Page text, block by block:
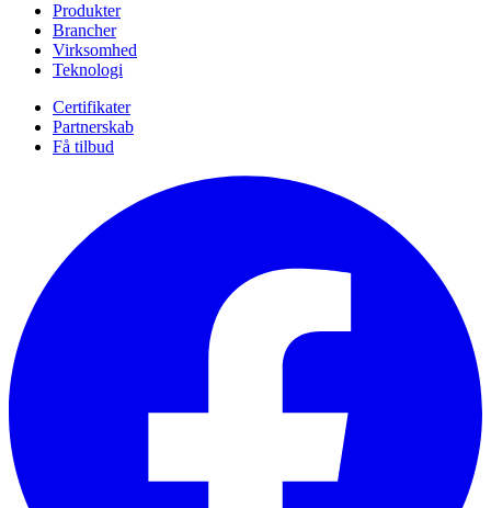
Produkter
Brancher
Virksomhed
Teknologi
Certifikater
Partnerskab
Få tilbud